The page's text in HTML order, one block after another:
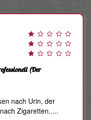
(Der
nach Urin, der
Zigaretten.....